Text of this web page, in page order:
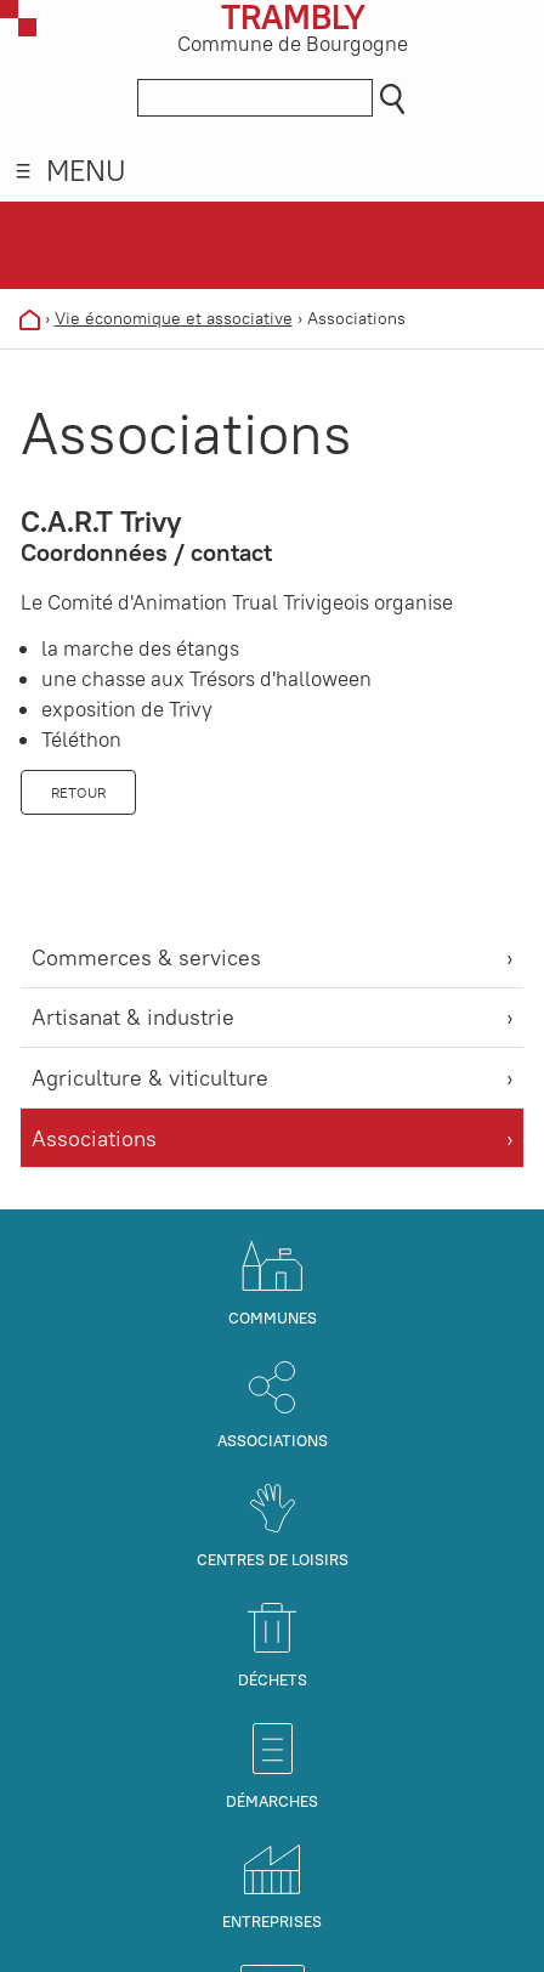
TRAMBLY
Commune de Bourgogne
MENU
› Vie économique et associative › Associations
Commerces & services
Artisanat & industrie
Agriculture & viticulture
Associations
Associations
C.A.R.T Trivy
Coordonnées / contact
Le Comité d'Animation Trual Trivigeois organise
la marche des étangs
une chasse aux Trésors d'halloween
exposition de Trivy
Téléthon
RETOUR
COMMUNES
ASSOCIATIONS
CENTRES DE LOISIRS
DÉCHETS
DÉMARCHES
ENTREPRISES